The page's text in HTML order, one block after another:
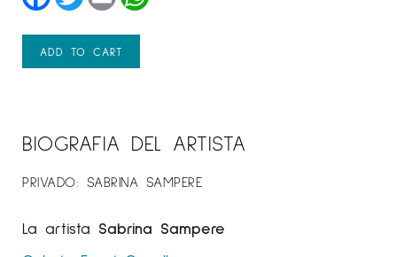
ADD TO CART
BIOGRAFIA DEL ARTISTA
PRIVADO: SABRINA SAMPERE
La artista Sabrina Sampere